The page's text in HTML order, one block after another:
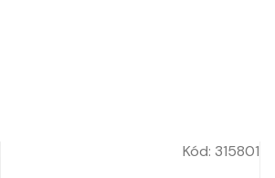
Kód: 315801